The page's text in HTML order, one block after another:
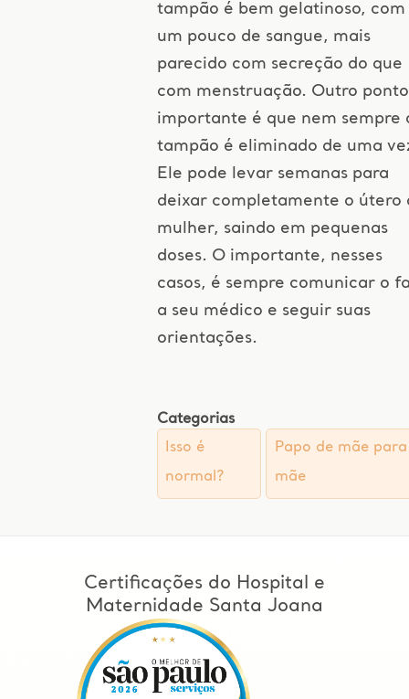
tampão é bem gelatinoso, com
um pouco de sangue, mais
parecido com secreção do que
com menstruação. Outro ponto
importante é que nem sempre
tampão é eliminado de uma
Ele pode levar semanas para
deixar completamente o útero
mulher, saindo em pequenas
doses. O importante, nesses
casos, é sempre comunicar o
a seu médico e seguir suas
orientações.
Categorias
Isso é
normal?
Papo de mãe para
mãe
Certificações do Hospital e
Maternidade Santa Joana